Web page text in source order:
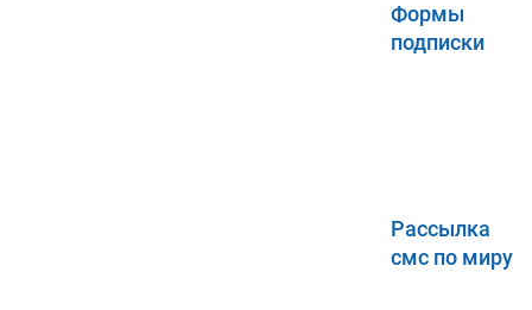
Формы
подписки
Рассылка
смс по миру